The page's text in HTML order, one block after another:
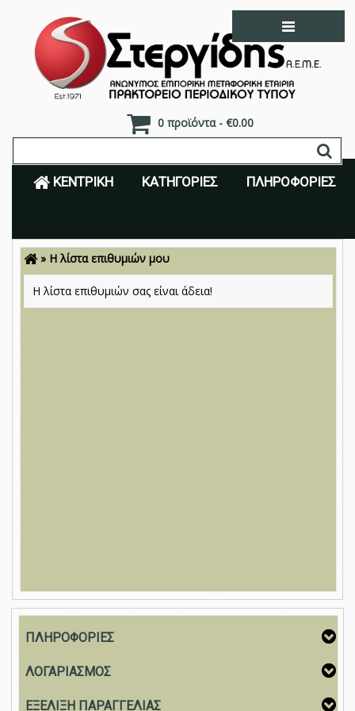
0 προϊόντα - €0.00
ΚΕΝΤΡΙΚΉ ΚΑΤΗΓΟΡΊΕΣ ΠΛΗΡΟΦΟΡΊΕΣ
Είσοδος
» Η λίστα επιθυμιών μου
Η λίστα επιθυμιών σας είναι άδεια!
ΠΛΗΡΟΦΟΡΙΕΣ
ΛΟΓΑΡΙΑΣΜΟΣ
ΕΞΕΛΙΞΗ ΠΑΡΑΓΓΕΛΙΑΣ